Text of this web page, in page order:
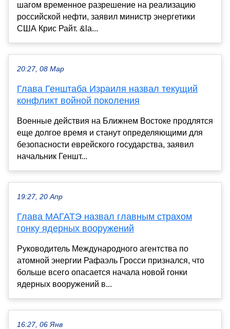
шагом временное разрешение на реализацию
российской нефти, заявил министр энергетики
США Крис Райт. &la...
20:27, 08 Мар
Глава Генштаба Израиля назвал текущий
конфликт войной поколения
Военные действия на Ближнем Востоке продлятся
еще долгое время и станут определяющими для
безопасности еврейского государства, заявил
начальник Геншт...
19:27, 20 Апр
Глава МАГАТЭ назвал главным страхом
гонку ядерных вооружений
Руководитель Международного агентства по
атомной энергии Рафаэль Гросси признался, что
больше всего опасается начала новой гонки
ядерных вооружений в...
16:27, 06 Янв